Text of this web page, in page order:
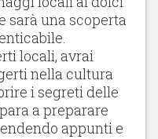
sarà una scoperta
locali, avrai
nella cultura
i segreti delle
a preparare
appunti e